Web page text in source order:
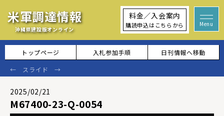
米軍調達情報
沖縄県建設版オンライン
料金／入会案内
購読申込はこちらから
トップページ 入札参加手順 日刊情報へ移動
2025/02/21
M67400-23-Q-0054